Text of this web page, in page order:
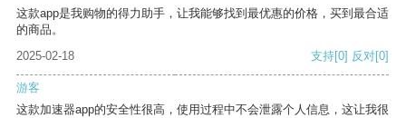
这款app是我购物的得力助手，让我能够找到最优惠的价格，买到最合适
的商品。
2025-02-18
支持[0] 反对[0]
游客
这款加速器app的安全性很高，使用过程中不会泄露个人信息，这让我很